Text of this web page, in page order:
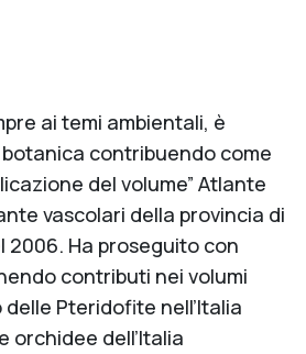
ai temi ambientali, è
contribuendo come
del volume” Atlante
vascolari della provincia di
2006. Ha proseguito con
contributi nei volumi
Pteridofite nell’Italia
orchidee dell’Italia